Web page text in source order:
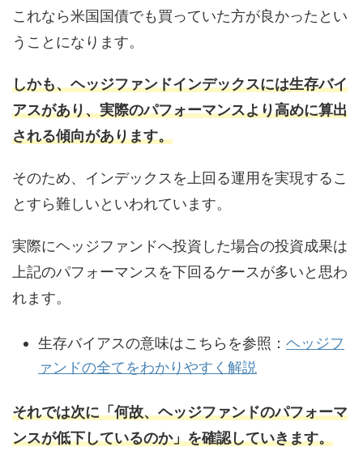
これなら米国国債でも買っていた方が良かったとい
うことになります。
しかも、ヘッジファンドインデックスには生存バイ
アスがあり、実際のパフォーマンスより高めに算出
される傾向があります。
そのため、インデックスを上回る運用を実現するこ
とすら難しいといわれています。
実際にヘッジファンドへ投資した場合の投資成果は
上記のパフォーマンスを下回るケースが多いと思わ
れます。
生存バイアスの意味はこちらを参照： ヘッジフ
ァンドの全てをわかりやすく解説
それでは次に「何故、ヘッジファンドのパフォーマ
ンスが低下しているのか」を確認していきます。